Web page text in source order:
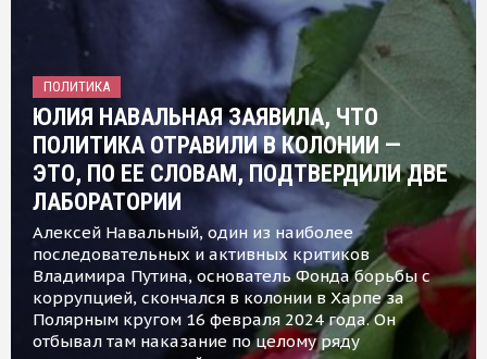
ПОЛИТИКА
ЮЛИЯ НАВАЛЬНАЯ ЗАЯВИЛА, ЧТО
ПОЛИТИКА ОТРАВИЛИ В КОЛОНИИ —
ЭТО, ПО ЕЕ СЛОВАМ, ПОДТВЕРДИЛИ ДВЕ
ЛАБОРАТОРИИ
Алексей Навальный, один из наиболее
последовательных и активных критиков
Владимира Путина, основатель Фонда борьбы с
коррупцией, скончался в колонии в Харпе за
Полярным кругом 16 февраля 2024 года. Он
отбывал там наказание по целому ряду